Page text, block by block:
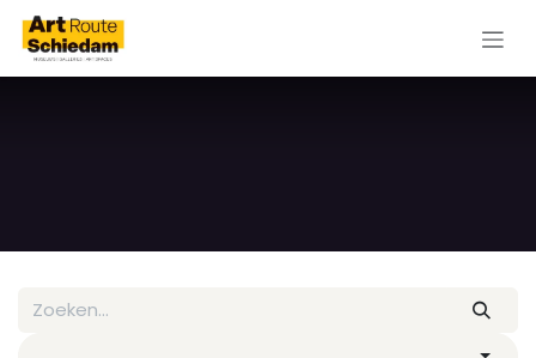
Overslaan naar inhoud